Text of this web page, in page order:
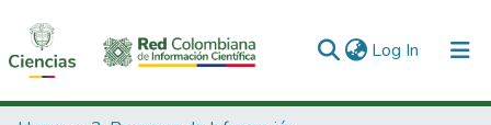
Log In (current)